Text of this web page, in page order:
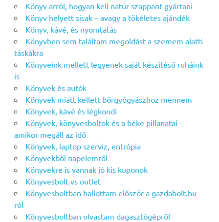
Könyv arról, hogyan kell natúr szappant gyártani
Könyv helyett sisak – avagy a tökéletes ajándék
Könyv, kávé, és nyomtatás
Könyvben sem találtam megoldást a szemem alatti
táskákra
Könyveink mellett legyenek saját készítésű ruháink
is
Könyvek és autók
Könyvek miatt kellett bőrgyógyászhoz mennem
Könyvek, kávé és légkondi
Könyvek, könyvesboltok és a béke pillanatai –
amikor megáll az idő
Könyvek, laptop szerviz, entrópia
Könyvekből napelemről
Könyvekre is vannak jó kis kuponok
Könyvesbolt vs outlet
Könyvesboltban hallottam először a gazdabolt.hu-
ról
Könyvesboltban olvastam dagasztógépről